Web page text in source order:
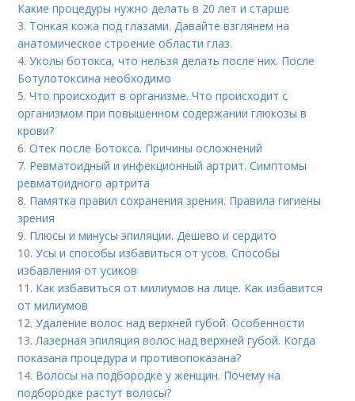
Какие процедуры нужно делать в 20 лет и старше
3. Тонкая кожа под глазами. Давайте взглянем на
анатомическое строение области глаз.
4.Уколы ботокса, что нельзя делать после них. После
Ботулотоксина необходимо
5.Что происходит в организме. Что происходит с
организмом при повышенном содержании глюкозы в
крови?
6.Отек после Ботокса. Причины осложнений
7. Ревматоидный и инфекционный артрит. Симптомы
ревматоидного артрита
8. Памятка правил сохранения зрения. Правила гигиены
зрения
9. Плюсы и минусы эпиляции. Дешево и сердито
10.Усы и способы избавиться от усов. Способы
избавления от усиков
11. Как избавиться от милиумов на лице. Как избавится
от милиумов
12.Удаление волос над верхней губой. Особенности
13.Лазерная эпиляция волос над верхней губой. Когда
показана процедура и противопоказана?
14. Волосы на подбородке у женщин. Почему на
подбородке растут волосы?